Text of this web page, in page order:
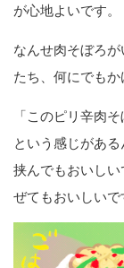
が心地よいです。
なんせ肉そぼろ
たち、何にでもか
「このピリ辛肉
という感じがあ
挟んでもおいし
ぜてもおいしいで